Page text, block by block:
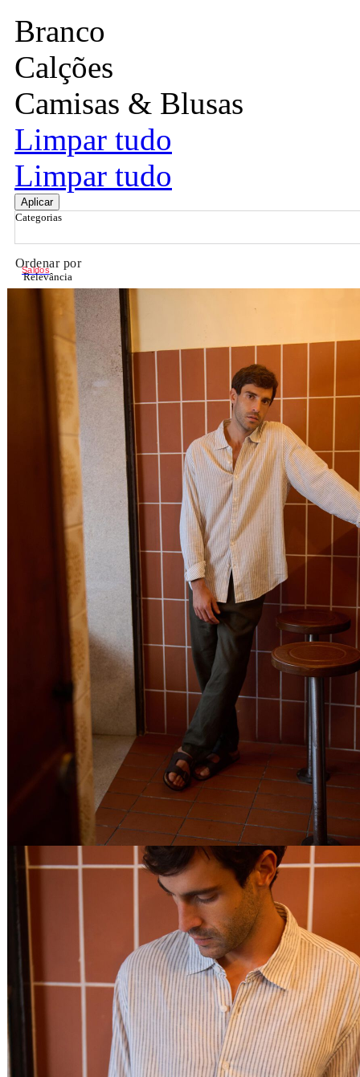
Branco
Calções
Camisas & Blusas
Limpar tudo
Limpar tudo
Aplicar
Categorias
Ordenar por
Relevância
Relevância
Preço Crescente
Preço Decrescente
Nome do Produto A - Z
Nome do Produto Z - A
Filtrar & Ordenar
Saldos